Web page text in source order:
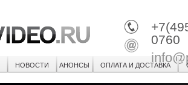
0760
НОВОСТИ АНОНСЫ ОПЛАТА И ДОСТАВКА